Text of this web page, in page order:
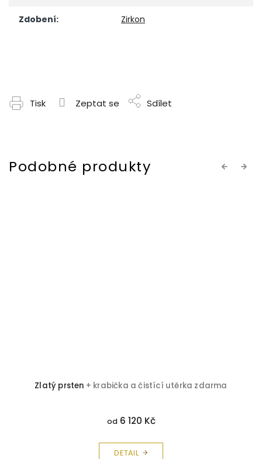
Zdobení: Zirkon
Tisk Zeptat se Sdílet
Previous
Zlatý prsten + krabička a čistící utěrka zdarma
od6 120 Kč
DETAIL
Next